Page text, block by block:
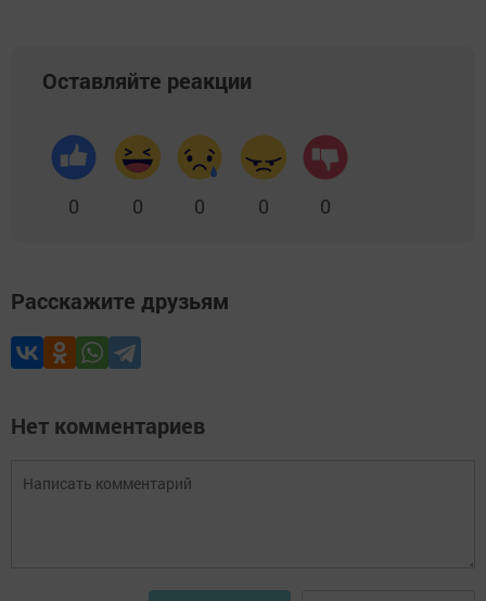
Оставляйте реакции
0 0 0 0 0
Расскажите друзьям
Нет комментариев